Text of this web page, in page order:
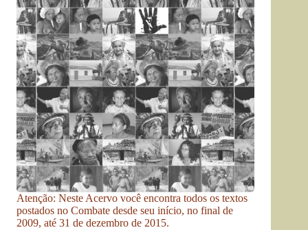
Atenção: Neste Acervo você encontra todos os textos
postados no Combate desde seu início, no final de
2009, até 31 de dezembro de 2015.